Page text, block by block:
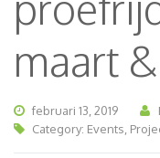
maart
februari 13, 2019
Category: Events,